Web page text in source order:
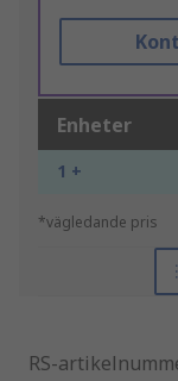
Enheter
1 +
*vägledande pris
RS-